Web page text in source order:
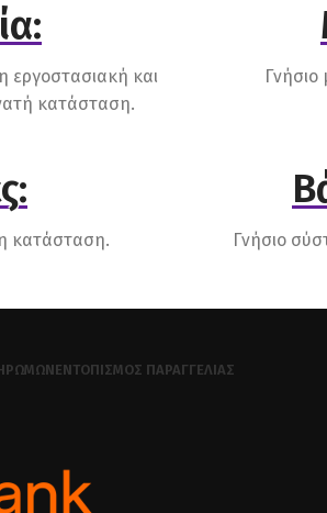
εργοστασιακή και
κατάσταση.
κατάσταση. Γνήσιο
ΕΝΤΟΠΙΣΜΌΣ ΠΑΡΑΓΓΕΛΊΑΣ